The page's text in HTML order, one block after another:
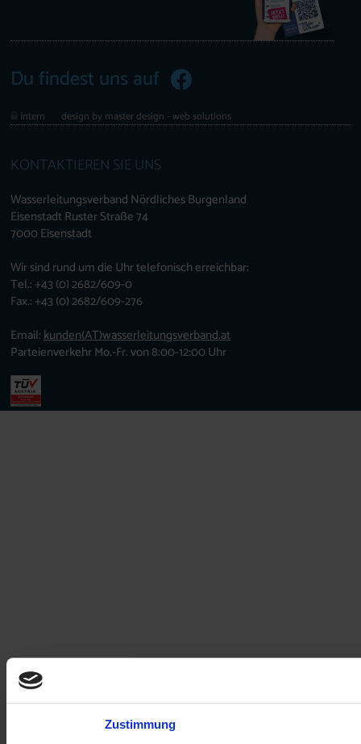
Zustimmung
Du findest uns auf
design by master design - web solutions
Intern
KONTAKTIEREN SIE UNS
Wasserleitungsverband Nördliches Burgenland
Eisenstadt Ruster Straße 74
7000 Eisenstadt
Wir sind rund um die Uhr telefonisch erreichbar:
Tel.: +43 (0) 2682/609-0
Fax.: +43 (0) 2682/609-276
Email:kunden(AT)wasserleitungsverband.at
Parteienverkehr Mo.-Fr. von 8:00-12:00 Uhr